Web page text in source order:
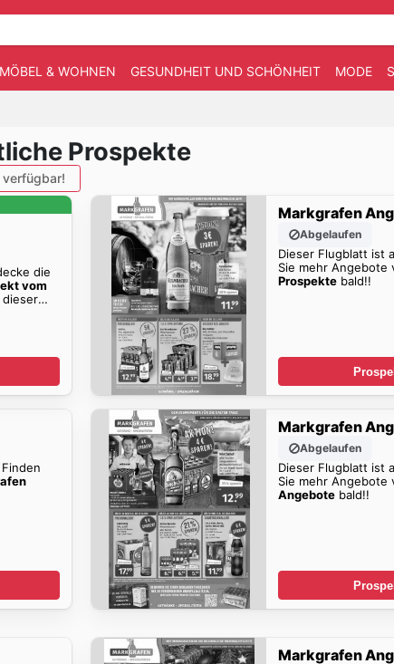
MÖBEL & WOHNEN GESUNDHEIT UND SCHÖNHEIT MODE
Prospekte
die
vom
Markgrafen
Abgelaufen
Dieser Flugblatt ist
Sie mehr Angebote
Prospekte bald!!
Markgrafen
Abgelaufen
Dieser Flugblatt ist
Sie mehr Angebote
Angebote bald!!
Markgrafen